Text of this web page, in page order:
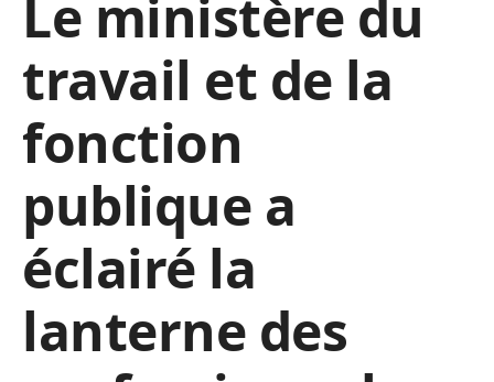
Le ministère du
travail et de la
fonction
publique a
éclairé la
lanterne des